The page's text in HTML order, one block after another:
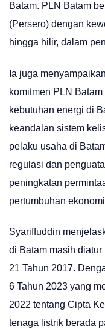
Batam. PLN Batam
(Persero) dengan
hingga hilir, dalam
Ia juga
komitmen PLN
kebutuhan energi di
keandalan sistem
pelaku usaha di
regulasi dan
peningkatan
pertumbuhan
Syariffuddin
di Batam masih
21 Tahun 2017.
6 Tahun 2023 yang
2022 tentang Cipta
tenaga listrik berada